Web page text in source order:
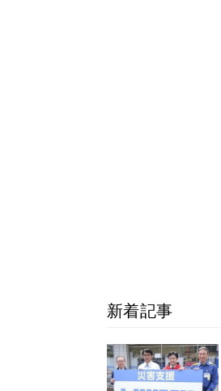
新着記事